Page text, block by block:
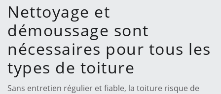
Nettoyage et
démoussage sont
nécessaires pour tous les
types de toiture
Sans entretien régulier et fiable, la toiture risque de